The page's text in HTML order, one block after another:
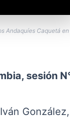
Andaquíes Caquetá en
sesión
González,